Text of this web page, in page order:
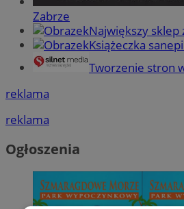
Zabrze
Największy sklep
Książeczka
Tworzenie stron
reklama
reklama
Ogłoszenia